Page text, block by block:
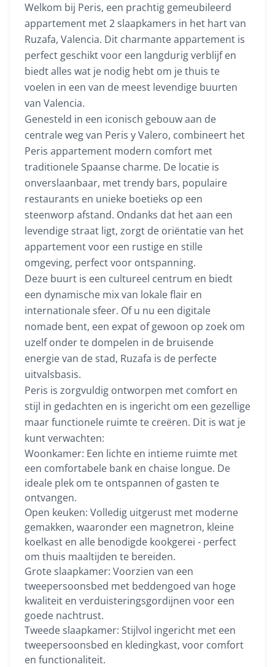
Welkom bij Peris, een prachtig gemeubileerd
appartement met 2 slaapkamers in het hart van
Ruzafa, Valencia. Dit charmante appartement is
perfect geschikt voor een langdurig verblijf en
biedt alles wat je nodig hebt om je thuis te
voelen in een van de meest levendige buurten
van Valencia.
Genesteld in een iconisch gebouw aan de
centrale weg van Peris y Valero, combineert het
Peris appartement modern comfort met
traditionele Spaanse charme. De locatie is
onverslaanbaar, met trendy bars, populaire
restaurants en unieke boetieks op een
steenworp afstand. Ondanks dat het aan een
levendige straat ligt, zorgt de oriëntatie van het
appartement voor een rustige en stille
omgeving, perfect voor ontspanning.
Deze buurt is een cultureel centrum en biedt
een dynamische mix van lokale flair en
internationale sfeer. Of u nu een digitale
nomade bent, een expat of gewoon op zoek om
uzelf onder te dompelen in de bruisende
energie van de stad, Ruzafa is de perfecte
uitvalsbasis.
Peris is zorgvuldig ontworpen met comfort en
stijl in gedachten en is ingericht om een gezellige
maar functionele ruimte te creëren. Dit is wat je
kunt verwachten:
Woonkamer: Een lichte en intieme ruimte met
een comfortabele bank en chaise longue. De
ideale plek om te ontspannen of gasten te
ontvangen.
Open keuken: Volledig uitgerust met moderne
gemakken, waaronder een magnetron, kleine
koelkast en alle benodigde kookgerei - perfect
om thuis maaltijden te bereiden.
Grote slaapkamer: Voorzien van een
tweepersoonsbed met beddengoed van hoge
kwaliteit en verduisteringsgordijnen voor een
goede nachtrust.
Tweede slaapkamer: Stijlvol ingericht met een
tweepersoonsbed en kledingkast, voor comfort
en functionaliteit.